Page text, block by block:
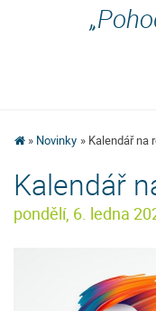
Novinky Kalendář na
Kalendář
pondělí, 6. ledna